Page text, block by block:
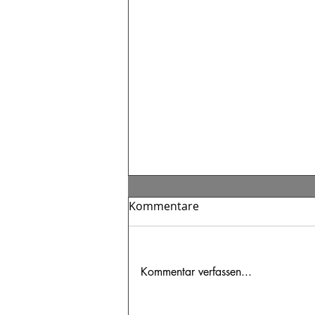
Kommentare
Kommentar verfassen...